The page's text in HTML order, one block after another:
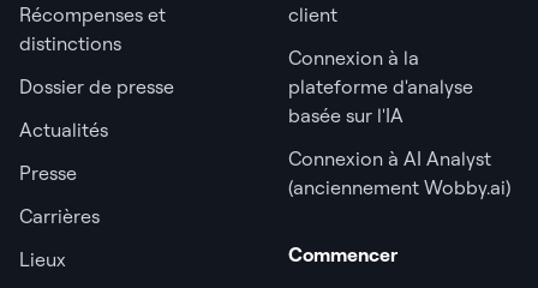
Récompenses et
distinctions
Dossier de presse
Actualités
Presse
Carrières
Lieux
client
Connexion à la
plateforme d'analyse
basée sur l'IA
Connexion à AI Analyst
(anciennement Wobby.ai)
Commencer